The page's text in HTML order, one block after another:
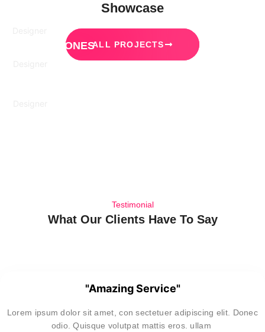
MESIICA JONES
Showcase
ALL PROJECTS
Testimonial
What Our Clients Have To Say
"Amazing Service"
Lorem ipsum dolor sit amet, con sectetuer adipiscing elit. Donec
odio. Quisque volutpat mattis eros. ullam